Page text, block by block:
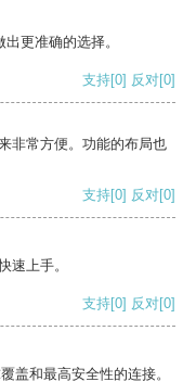
更准确的选择。
支持[0] 反对[0]
非常方便。功能的布局也
支持[0] 反对[0]
速上手。
支持[0] 反对[0]
盖和最高安全性的连接。